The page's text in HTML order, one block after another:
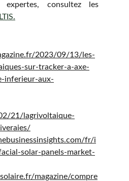
expertes, consultez les
2023/09/13/les-
sur-tracker-a-axe-
inferieur-aux-
21/lagrivoltaique-
fr/i
solar-panels-market-
magazine/compre